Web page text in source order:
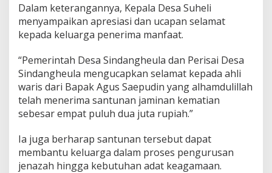
Dalam keterangannya, Kepala Desa Suheli
menyampaikan apresiasi dan ucapan selamat
kepada keluarga penerima manfaat.
“Pemerintah Desa Sindangheula dan Perisai Desa
Sindangheula mengucapkan selamat kepada ahli
waris dari Bapak Agus Saepudin yang alhamdulillah
telah menerima santunan jaminan kematian
sebesar empat puluh dua juta rupiah.”
Ia juga berharap santunan tersebut dapat
membantu keluarga dalam proses pengurusan
jenazah hingga kebutuhan adat keagamaan.